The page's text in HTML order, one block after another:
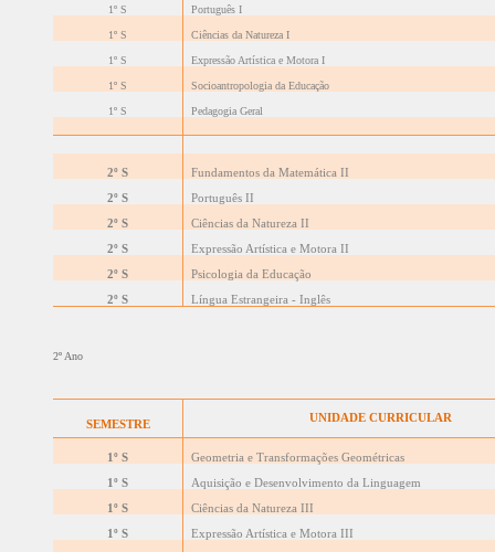
1º S Português I
1º S Ciências da Natureza I
1º S Expressão Artística e Motora I
1º S Socioantropologia da Educação
1º S Pedagogia Geral
2º S Fundamentos da Matemática II
2º S Português II
2º S Ciências da Natureza II
2º S Expressão Artística e Motora II
2º S Psicologia da Educação
2º S Língua Estrangeira - Inglês
2º Ano
SEMESTRE
UNIDADE CURRICULAR
1º S Geometria e Transformações Geométricas
1º S Aquisição e Desenvolvimento da Linguagem
1º S Ciências da Natureza III
1º S Expressão Artística e Motora III